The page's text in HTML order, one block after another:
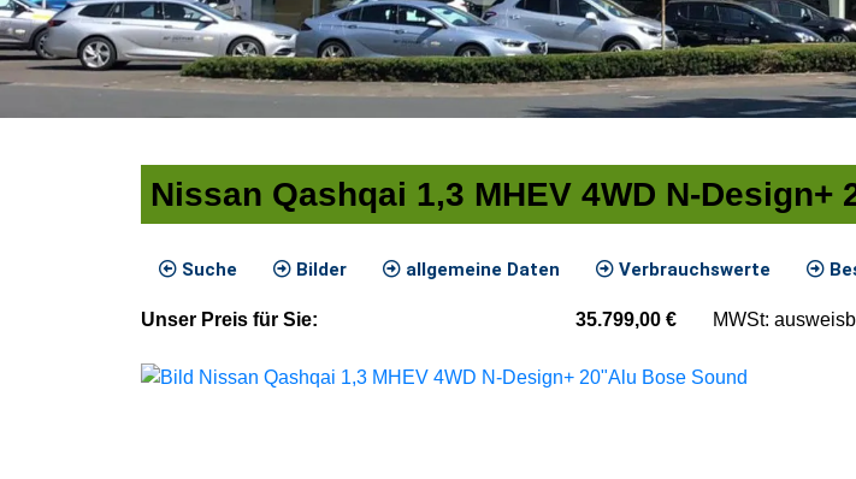
Nissan Qashqai 1,3 MHEV 4WD N-Design+
Suche Bilder allgemeine Daten Verbrauchswerte
Unser Preis für Sie: 35.799,00 € MWSt: